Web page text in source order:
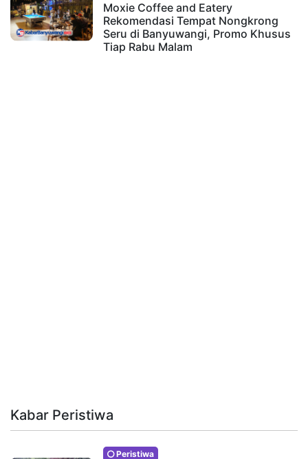
Moxie Coffee and Eatery
Rekomendasi Tempat Nongkrong
Seru di Banyuwangi, Promo Khusus
Tiap Rabu Malam
Kabar Peristiwa
Peristiwa